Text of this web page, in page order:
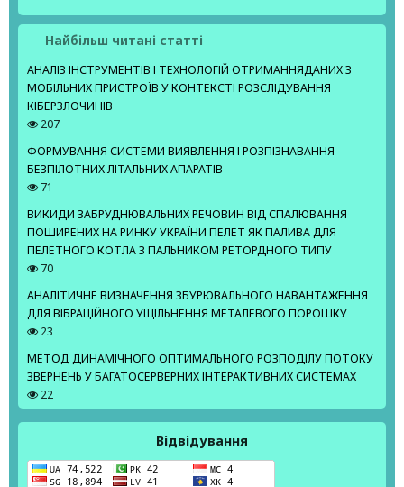
Найбільш читані статті
АНАЛІЗ ІНСТРУМЕНТІВ І ТЕХНОЛОГІЙ ОТРИМАННЯДАНИХ З
МОБІЛЬНИХ ПРИСТРОЇВ У КОНТЕКСТІ РОЗСЛІДУВАННЯ
КІБЕРЗЛОЧИНІВ
207
ФОРМУВАННЯ СИСТЕМИ ВИЯВЛЕННЯ І РОЗПІЗНАВАННЯ
БЕЗПІЛОТНИХ ЛІТАЛЬНИХ АПАРАТІВ
71
ВИКИДИ ЗАБРУДНЮВАЛЬНИХ РЕЧОВИН ВІД СПАЛЮВАННЯ
ПОШИРЕНИХ НА РИНКУ УКРАЇНИ ПЕЛЕТ ЯК ПАЛИВА ДЛЯ
ПЕЛЕТНОГО КОТЛА З ПАЛЬНИКОМ РЕТОРДНОГО ТИПУ
70
АНАЛІТИЧНЕ ВИЗНАЧЕННЯ ЗБУРЮВАЛЬНОГО НАВАНТАЖЕННЯ
ДЛЯ ВІБРАЦІЙНОГО УЩІЛЬНЕННЯ МЕТАЛЕВОГО ПОРОШКУ
23
МЕТОД ДИНАМІЧНОГО ОПТИМАЛЬНОГО РОЗПОДІЛУ ПОТОКУ
ЗВЕРНЕНЬ У БАГАТОСЕРВЕРНИХ ІНТЕРАКТИВНИХ СИСТЕМАХ
22
Відвідування